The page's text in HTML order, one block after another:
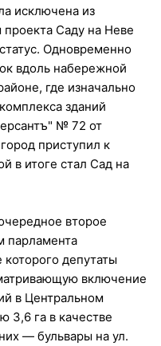
исключена из
Саду на Неве
Одновременно
вдоль набережной
где изначально
зданий
№ 72 от
приступил к
в итоге стал Сад на
второе
парламента
депутаты
включение
в Центральном
3,6 га в качестве
— бульвары на ул.